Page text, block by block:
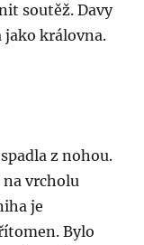
soutěž. Davy
jako královna.
z nohou.
na vrcholu
je
Bylo